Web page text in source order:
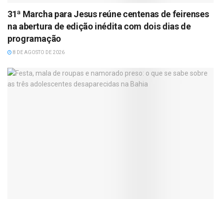
31ª Marcha para Jesus reúne centenas de feirenses
na abertura de edição inédita com dois dias de
programação
8 DE AGOSTO DE 2026